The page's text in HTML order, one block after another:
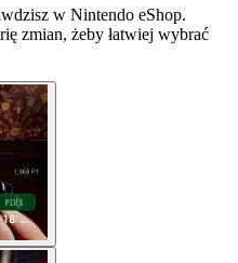
w Nintendo eShop.
zmian, żeby łatwiej wybrać